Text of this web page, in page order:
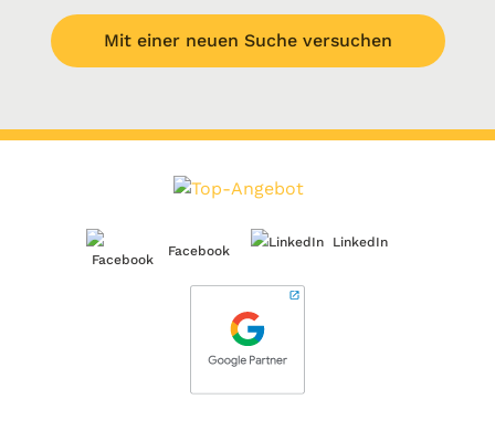
Mit einer neuen Suche versuchen
Facebook
LinkedIn